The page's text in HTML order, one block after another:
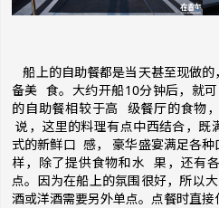
船上的自助餐都是当天甚至现做
备美 食。大约开船10分钟后，就
的自助餐相较于高 级餐厅的食物
说，这里的料理有点中西结合，既
式的新鲜口 感， 豪华盛宴满足各
样，除了提供食物和水 果，还有
点。因为在船上的氛围很好，所以
酒或洋酒需要另外单点。点餐时直接